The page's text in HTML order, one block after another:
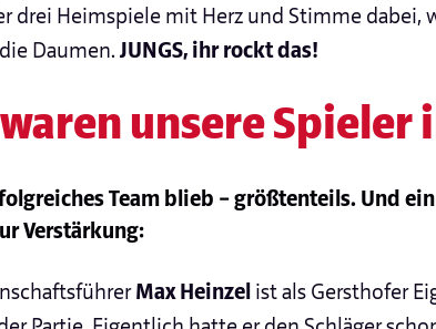
drei Heimspiele mit Herz und Stimme dabei,
Daumen. JUNGS, ihr rockt das!
unsere Spieler
Team blieb – größtenteils. Und
Verstärkung:
Max Heinzel ist als Gersthofer